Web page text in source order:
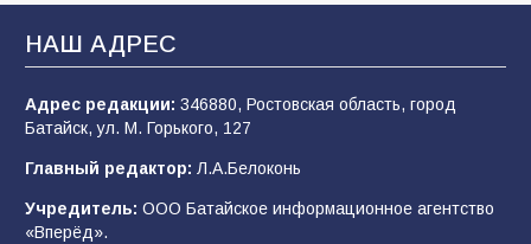
образовательного кластера
106 05.08.2026
«Мобилизация или набор?» Что на самом
деле происходит в армии России в августе
2026 года
101 03.08.2026
НАШ АДРЕС
Адрес редакции: 346880, Ростовская область, город
Батайск, ул. М. Горького, 127
Главный редактор: Л.А.Белоконь
Учредитель: ООО Батайское информационное агентство
«Вперёд».